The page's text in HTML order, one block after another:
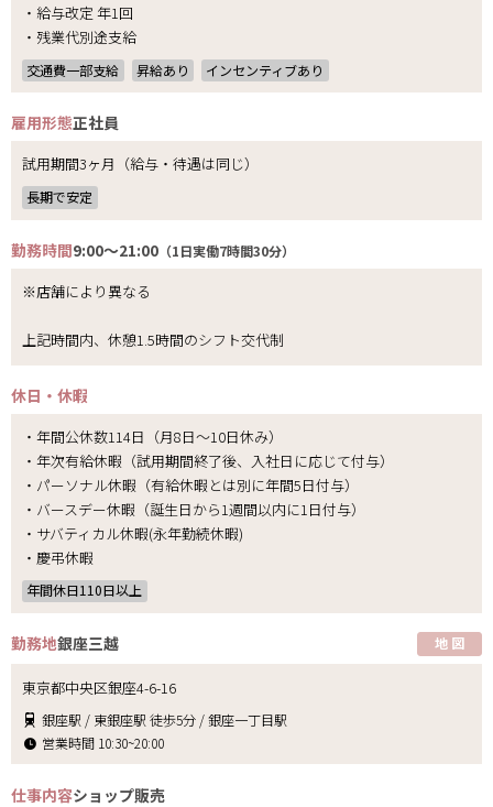
・給与改定 年1回
・残業代別途支給
交通費一部支給 昇給あり インセンティブあり
雇用形態正社員
試用期間3ヶ月（給与・待遇は同じ）
長期で安定
勤務時間9:00～21:00 （1日実働7時間30分）
※店舗により異なる
上記時間内、休憩1.5時間のシフト交代制
休日・休暇
・年間公休数114日（月8日～10日休み）
・年次有給休暇（試用期間終了後、入社日に応じて付与）
・パーソナル休暇（有給休暇とは別に年間5日付与）
・バースデー休暇（誕生日から1週間以内に1日付与）
・サバティカル休暇(永年勤続休暇)
・慶弔休暇
年間休日110日以上
勤務地銀座三越 地 図
東京都中央区銀座4-6-16
銀座駅 / 東銀座駅 徒歩5分 / 銀座一丁目駅
営業時間 10:30~20:00
仕事内容ショップ販売